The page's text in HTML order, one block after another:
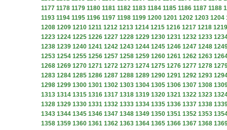
1177 1178 1179 1180 1181 1182 1183 1184 1185 1186 1187 1188
1193 1194 1195 1196 1197 1198 1199 1200 1201 1202 1203 1204
1208 1209 1210 1211 1212 1213 1214 1215 1216 1217 1218 1219
1223 1224 1225 1226 1227 1228 1229 1230 1231 1232 1233
1238 1239 1240 1241 1242 1243 1244 1245 1246 1247 1248
1253 1254 1255 1256 1257 1258 1259 1260 1261 1262 1263
1268 1269 1270 1271 1272 1273 1274 1275 1276 1277 1278
1283 1284 1285 1286 1287 1288 1289 1290 1291 1292 1293
1298 1299 1300 1301 1302 1303 1304 1305 1306 1307 1308
1313 1314 1315 1316 1317 1318 1319 1320 1321 1322 1323
1328 1329 1330 1331 1332 1333 1334 1335 1336 1337 1338
1343 1344 1345 1346 1347 1348 1349 1350 1351 1352 1353
1358 1359 1360 1361 1362 1363 1364 1365 1366 1367 1368